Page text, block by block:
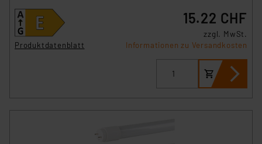
Produktdatenblatt
15.22 CHF
zzgl. MwSt.
Informationen zu Versandkosten